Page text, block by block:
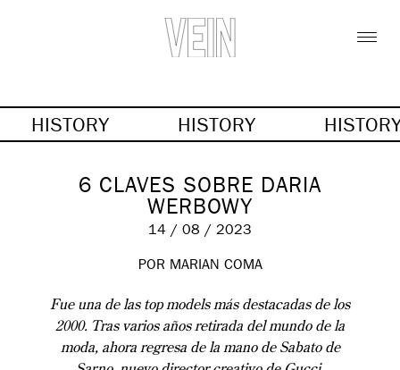
HISTORY HISTORY
6 CLAVES SOBRE DARIA
WERBOWY
14 / 08 / 2023
POR MARIAN COMA
Fue una de las top models más destacadas de los
2000. Tras varios años retirada del mundo de la
moda, ahora regresa de la mano de Sabato de